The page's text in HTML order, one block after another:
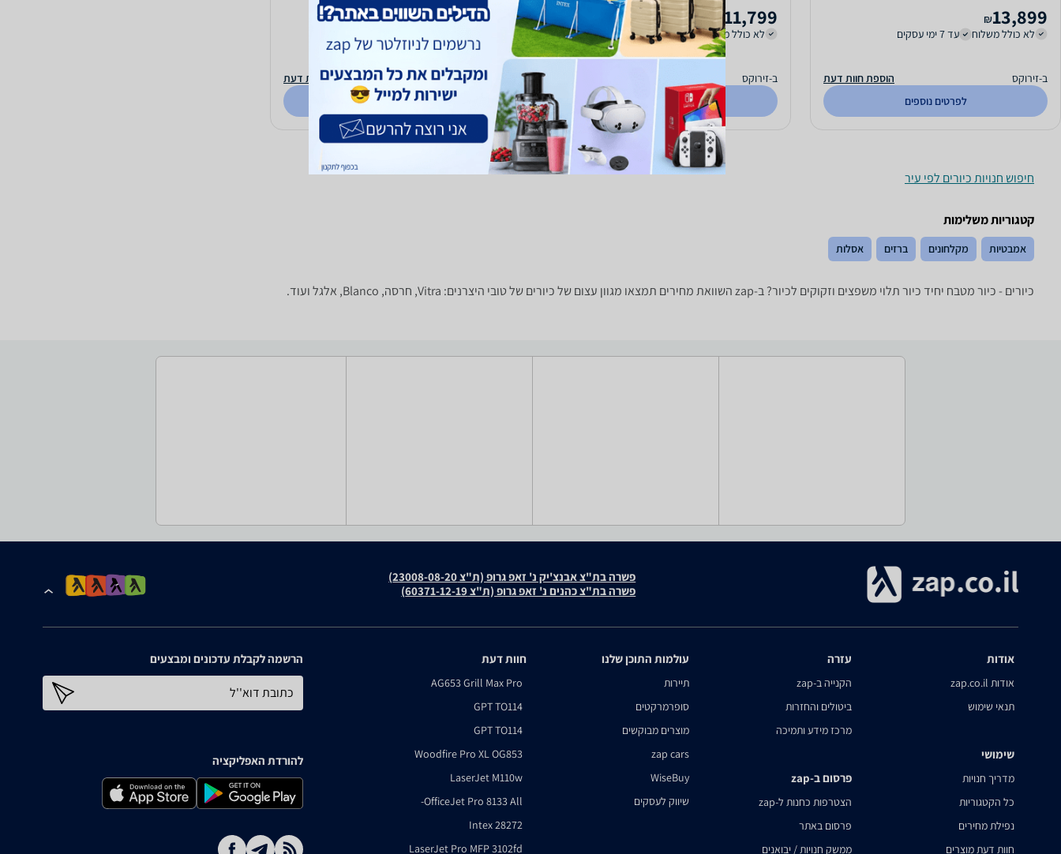
13,899
₪
לא כולל משלוח
עד 7 ימי עסקים
ב-זירוקס
הוספת חוות דעת
לפרטים נוספים
11,799
₪
לא כולל משלוח
עד 7 ימי עסקים
ב-זירוקס
לפרטים נוספים
11,799
₪
ב-זירוקס
הוספת חוות דעת
לפרטים נוספים
חיפוש חנויות כיורים לפי עיר
קטגוריות משלימות
אמבטיות מקלחונים ברזים אסלות
כיורים - ‏כיור מטבח יחיד ‏כיור תלוי משפצים וזקוקים לכיור? ב-zap השוואת מחירים תמצאו מגוון עצום של כיורים של טובי היצרנים: Vitra, חרסה, Blanco, אלגל ועוד.
פשרה בת"צ אבנצ'יק נ' זאפ גרופ (ת"צ 23008-08-20)
פשרה בת"צ כהנים נ' זאפ גרופ (ת"צ 60371-12-19)
אודות
אודות zap.co.il
תנאי שימוש
שימושי
מדריך חנויות
כל הקטגוריות
נפילת מחירים
חוות דעת מוצרים
עזרה
הקנייה ב-zap
ביטולים והחזרות
מרכז מידע ותמיכה
פרסום ב-zap
הצטרפות כחנות ל-zap
פרסום באתר
ממשק חנויות / יבואנים
עולמות התוכן שלנו
תיירות
סופרמרקטים
מוצרים מבוקשים
zap cars
WiseBuy
שיווק לעסקים
חוות דעת
AG653 Grill Max Pro
GPT TO114
GPT TO114
Woodfire Pro XL OG853
LaserJet M110w
OfficeJet Pro 8133 All-
Intex 28272
LaserJet Pro MFP 3102fd
הרשמה לקבלת עדכונים ומבצעים
כתובת דוא''ל
להורדת האפליקציה